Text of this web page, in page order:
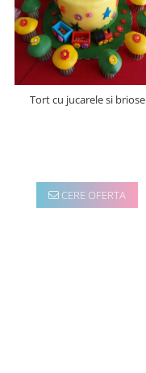
Tort cu jucarele si briose
CERE OFERTA